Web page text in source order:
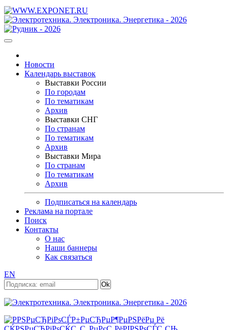
Новости
Календарь выставок
Выставки России
По городам
По тематикам
Архив
Выставки СНГ
По странам
По тематикам
Архив
Выставки Мира
По странам
По тематикам
Архив
Подписаться на календарь
Реклама на портале
Поиск
Контакты
О нас
Наши баннеры
Как связаться
EN